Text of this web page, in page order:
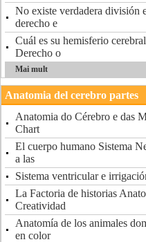
No existe verdadera división
derecho e
Cuál es su hemisferio
Derecho o
Mai mult
Anatomia del cerebro partes
Anatomia do Cérebro e das
Chart
El cuerpo humano Sistema
a las
Sistema ventricular e
La Factoria de historias
Creatividad
Anatomía de los animales
en color